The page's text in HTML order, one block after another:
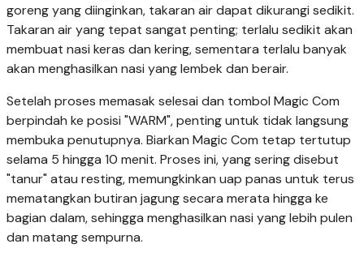
goreng yang diinginkan, takaran air dapat dikurangi sedikit.
Takaran air yang tepat sangat penting; terlalu sedikit akan
membuat nasi keras dan kering, sementara terlalu banyak
akan menghasilkan nasi yang lembek dan berair.
Setelah proses memasak selesai dan tombol Magic Com
berpindah ke posisi "WARM", penting untuk tidak langsung
membuka penutupnya. Biarkan Magic Com tetap tertutup
selama 5 hingga 10 menit. Proses ini, yang sering disebut
"tanur" atau resting, memungkinkan uap panas untuk terus
mematangkan butiran jagung secara merata hingga ke
bagian dalam, sehingga menghasilkan nasi yang lebih pulen
dan matang sempurna.